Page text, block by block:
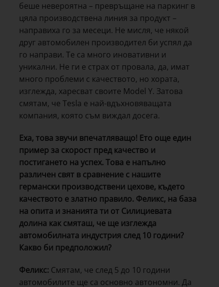
беше невероятна – превръщане на паркинг в
цяла производствена линия за продукт –
направиха го за месеци. Не мисля, че някой
друг автомобилен производител би успял да
го направи. Те са много иновативни и
уникални. Не ги е страх от провала, да, имат
много проблеми с качеството, но хората,
изглежда, харесват своите Model Y. Затова
смятам, че Tesla е най-вдъхновяващата
компания, която съм виждал досега.
Еха, това звучи впечатляващо! Ето още един
пример за скорост пред качество и
постигането на успех. Това е напълно
различен свят в сравнение с нашите
германски производствени цехове, където
качеството е златно правило. Феликс, на база
на опита и знанията ти от Силициевата
долина как смяташ, че ще изглежда
автомобилната индустрия след 10 години?
Какво би предположил?
Феликс: Смятам, че след 5 до 10 години
автомобилите ще са основно автономни. Да